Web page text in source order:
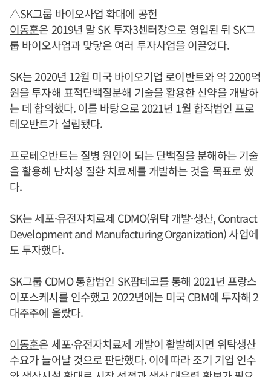
△SK그룹 바이오사업 확대에 공헌
이동훈은 2019년 말 SK 투자3센터장으로 영입된 뒤 SK그
룹 바이오사업과 맞닿은 여러 투자사업을 이끌었다.
SK는 2020년 12월 미국 바이오기업 로이반트와 약 2200억
원을 투자해 표적단백질분해 기술을 활용한 신약을 개발하
는 데 합의했다. 이를 바탕으로 2021년 1월 합작법인 프로
테오반트가 설립됐다.
프로테오반트는 질병 원인이 되는 단백질을 분해하는 기술
을 활용해 난치성 질환 치료제를 개발하는 것을 목표로 했
다.
SK는 세포·유전자치료제 CDMO(위탁 개발·생산, Contract
Development and Manufacturing Organization) 사업에
도 투자했다.
SK그룹 CDMO 통합법인 SK팜테코를 통해 2021년 프랑스
이포스케시를 인수했고 2022년에는 미국 CBM에 투자해 2
대주주에 올랐다.
이동훈은 세포·유전자치료제 개발이 활발해지면 위탁생산
수요가 늘어날 것으로 판단했다. 이에 따라 조기 기업 인수